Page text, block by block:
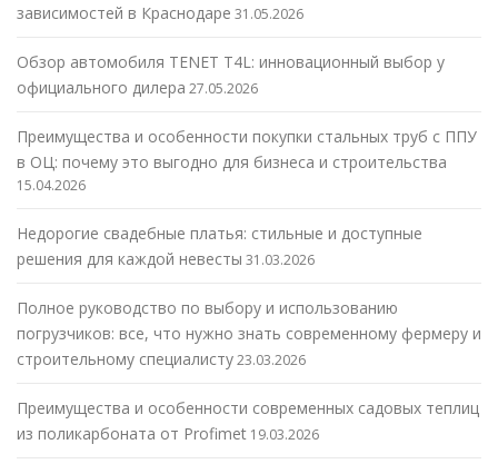
зависимостей в Краснодаре 31.05.2026
Обзор автомобиля TENET T4L: инновационный выбор у
официального дилера 27.05.2026
Преимущества и особенности покупки стальных труб с ППУ
в ОЦ: почему это выгодно для бизнеса и строительства
15.04.2026
Недорогие свадебные платья: стильные и доступные
решения для каждой невесты 31.03.2026
Полное руководство по выбору и использованию
погрузчиков: все, что нужно знать современному фермеру и
строительному специалисту23.03.2026
Преимущества и особенности современных садовых теплиц
из поликарбоната от Profimet 19.03.2026